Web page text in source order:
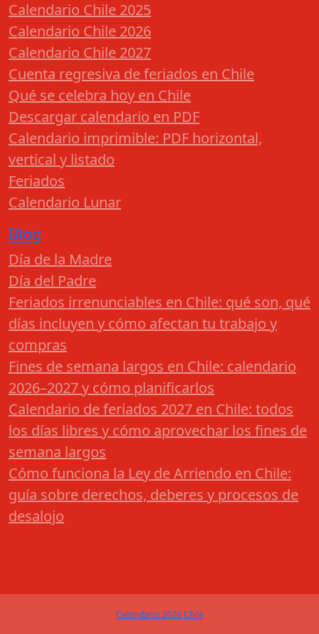
Calendario Chile 2025
Calendario Chile 2026
Calendario Chile 2027
Cuenta regresiva de feriados en Chile
Qué se celebra hoy en Chile
Descargar calendario en PDF
Calendario imprimible: PDF horizontal,
vertical y listado
Feriados
Calendario Lunar
Blog
Día de la Madre
Día del Padre
Feriados irrenunciables en Chile: qué son, qué
días incluyen y cómo afectan tu trabajo y
compras
Fines de semana largos en Chile: calendario
2026–2027 y cómo planificarlos
Calendario de feriados 2027 en Chile: todos
los días libres y cómo aprovechar los fines de
semana largos
Cómo funciona la Ley de Arriendo en Chile:
guía sobre derechos, deberes y procesos de
desalojo
Calendario 2026 Chile